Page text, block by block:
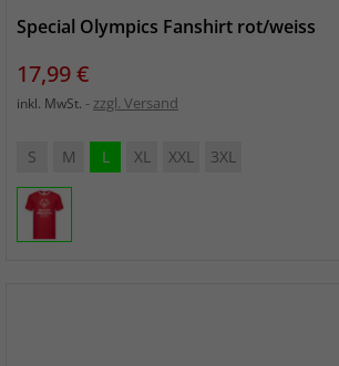
Special Olympics Fanshirt rot/weiss
Preis
17,99 €
inkl. MwSt. zzgl. Versand
S M L XL XXL 3XL